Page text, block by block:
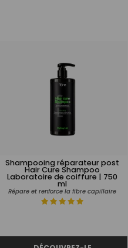
Shampooing réparateur post
Hair Cure Shampoo
Laboratoire de coiffure | 750
ml
Répare et renforce la fibre capillaire